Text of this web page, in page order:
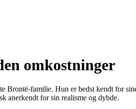
omkostninger
Brontë-familie. Hun er bedst kendt for
anerkendt for sin realisme og dybde.